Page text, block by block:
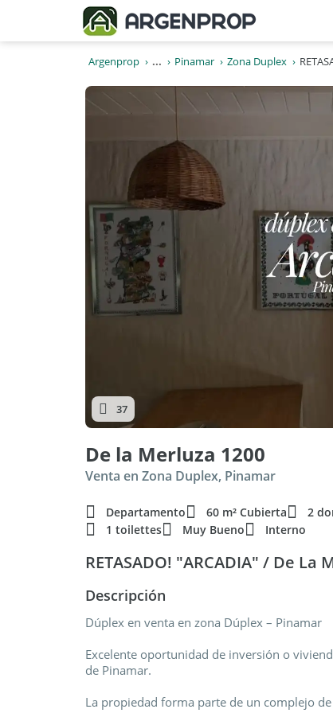
Argenprop ... Pinamar Zona Duplex
37
De la Merluza 1200
Venta en Zona Duplex, Pinamar
Departamento 60 m² Cubierta 2
1 toilettes
Muy Bueno Interno
RETASADO! "ARCADIA" / De La
Descripción
Dúplex en venta en zona Dúplex – Pinamar
Excelente oportunidad de inversión o
de Pinamar.
La propiedad forma parte de un complejo